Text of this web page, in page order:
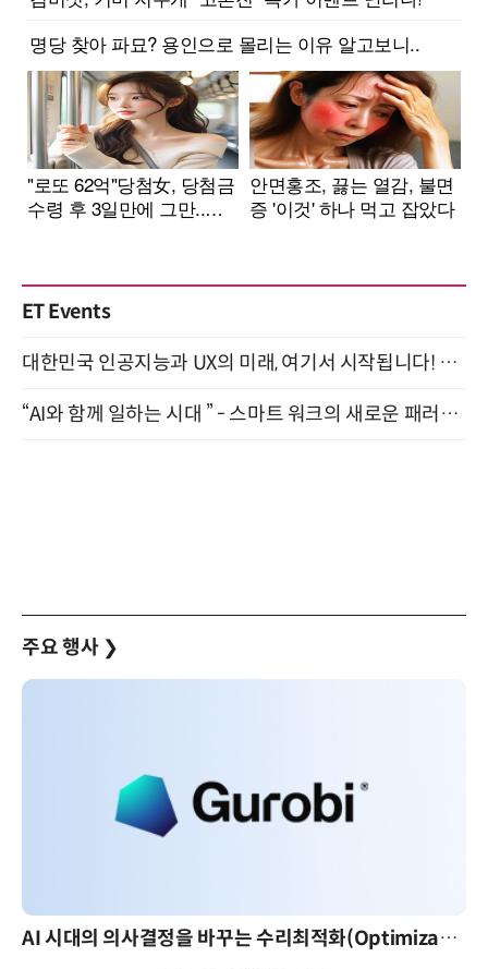
ET Events
대한민국 인공지능과 UX의 미래, 여기서 시작됩니다! UX Korea 2026 - Fall 9월 2일 개최
“AI와 함께 일하는 시대 ” - 스마트 워크의 새로운 패러다임 (9/11)
주요 행사 ❯
AI 시대의 의사결정을 바꾸는 수리최적화(Optimization): 실제 산업 적용 사례와 활용 전략